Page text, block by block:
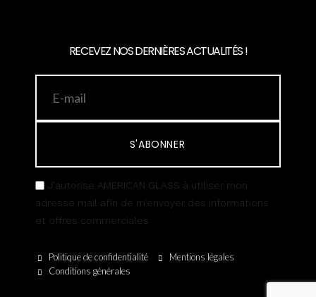
RECEVEZ NOS DERNIÈRES ACTUALITÉS !
S'ABONNER
J’autorise AMERICAN GLASS à utiliser mon
adresse mail afin de m’envoyer des informations
et offres commerciales
Politique de confidentialité
Mentions légales
Conditions générales